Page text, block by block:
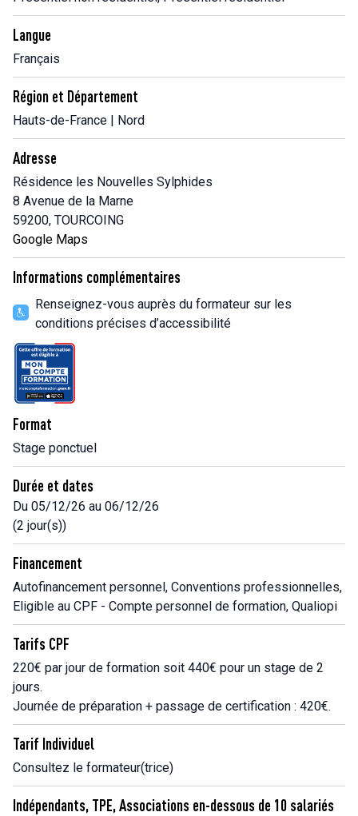
Langue
Français
Région et Département
Hauts-de-France | Nord
Adresse
Résidence les Nouvelles Sylphides
8 Avenue de la Marne
59200, TOURCOING
Google Maps
Informations complémentaires
Renseignez-vous auprès du formateur sur les
conditions précises d’accessibilité
Format
Stage ponctuel
Durée et dates
Du 05/12/26 au 06/12/26
(2 jour(s))
Financement
Autofinancement personnel, Conventions professionnelles,
Eligible au CPF - Compte personnel de formation, Qualiopi
Tarifs CPF
220€ par jour de formation soit 440€ pour un stage de 2
jours.
Journée de préparation + passage de certification : 420€.
Tarif Individuel
Consultez le formateur(trice)
Indépendants, TPE, Associations en-dessous de 10 salariés